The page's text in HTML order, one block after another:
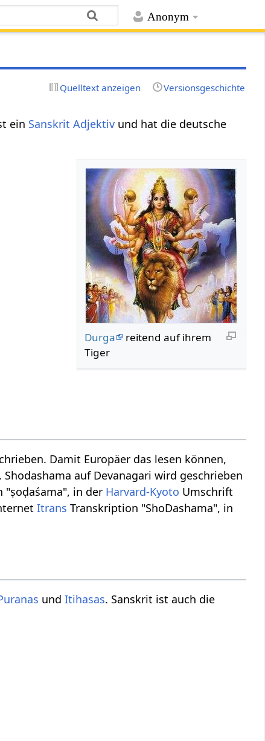
Anonym
Quelltext anzeigen Versionsgeschichte
ein Sanskrit Adjektiv und hat die deutsche
Durga
reitend auf ihrem
Tiger
Damit Europäer das lesen können,
. Shodashama auf Devanagari wird geschrieben
"ṣoḍaśama", in der Harvard-Kyoto Umschrift
Itrans Transkription "ShoDashama", in
undItihasas. Sanskrit ist auch die